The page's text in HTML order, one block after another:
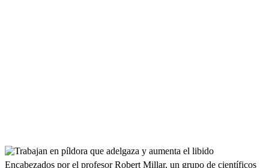
Encabezados por el profesor Robert Millar, un grupo de científicos